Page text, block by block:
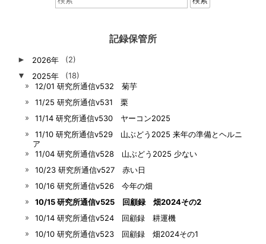
記録保管所
► 2026年
(2)
▼
2025年
(18)
12/01 研究所通信v532 菊芋
11/25 研究所通信v531 栗
11/14 研究所通信v530 ヤーコン2025
11/10 研究所通信v529 山ぶどう2025 来年の準備とヘルニ
ア
11/04 研究所通信v528 山ぶどう2025 少ない
10/23 研究所通信v527 赤い日
10/16 研究所通信v526 今年の畑
10/15 研究所通信v525 回顧録 畑2024その2
10/14 研究所通信v524 回顧録 耕運機
10/10 研究所通信v523 回顧録 畑2024その1